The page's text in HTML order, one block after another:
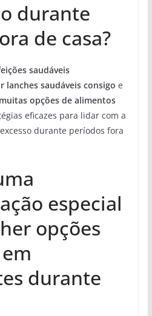
durante
de casa?
saudáveis
lanches saudáveis consigo e
opções de alimentos
eficazes para lidar com a
durante períodos fora
especial
opções
durante